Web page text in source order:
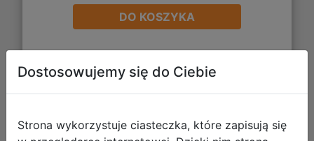
DO KOSZYKA
Galeria zdjęć
Dostosowujemy się do Ciebie
Strona wykorzystuje ciasteczka, które zapisują się